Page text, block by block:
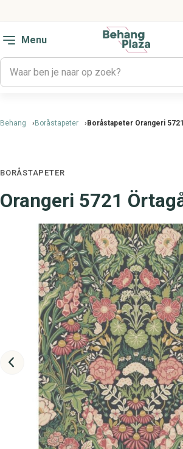
Menu
Behang Boråstapeter Boråstapeter Orangeri
BORÅSTAPETER
Orangeri 5721